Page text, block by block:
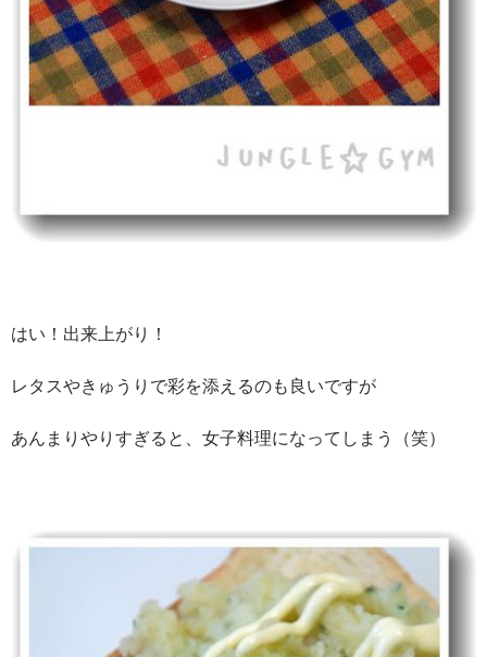
はい！出来上がり！
レタスやきゅうりで彩を添えるのも良いですが
あんまりやりすぎると、女子料理になってしまう（笑）